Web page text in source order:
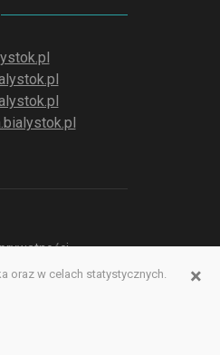
×
oraz w celach statystycznych.